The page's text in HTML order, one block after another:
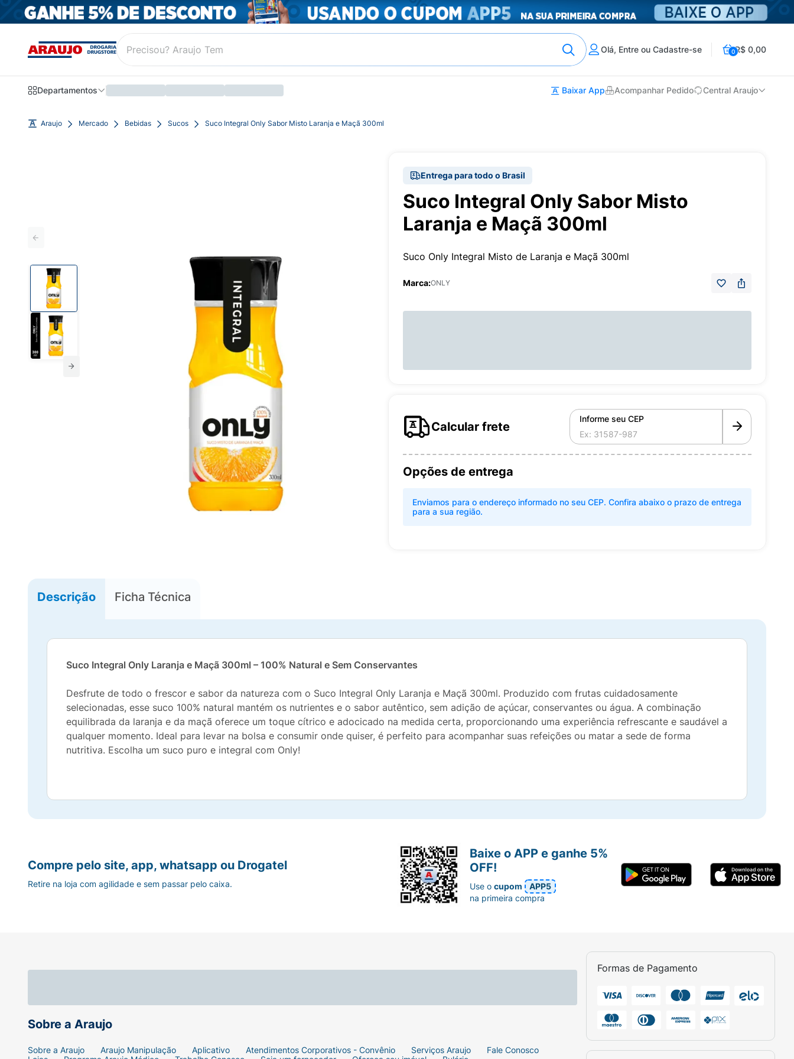
Olá, Entre ou Cadastre-se 0R$ 0,00
Departamentos Baixar App Acompanhar Pedido Central Araujo
Araujo Mercado Bebidas Sucos Suco Integral Only Sabor Misto Laranja e Maçã 300ml
Entrega para todo o Brasil
Suco Integral Only Sabor Misto
Laranja e Maçã 300ml
Suco Only Integral Misto de Laranja e Maçã 300ml
Marca:ONLY
Calcular frete
Informe seu CEP
Opções de entrega
Enviamos para o endereço informado no seu CEP. Confira abaixo o prazo de entrega
para a sua região.
Descrição Ficha Técnica
Suco Integral Only Laranja e Maçã 300ml – 100% Natural e Sem Conservantes
Desfrute de todo o frescor e sabor da natureza com o Suco Integral Only Laranja e Maçã 300ml. Produzido com frutas cuidadosamente
selecionadas, esse suco 100% natural mantém os nutrientes e o sabor autêntico, sem adição de açúcar, conservantes ou água. A combinação
equilibrada da laranja e da maçã oferece um toque cítrico e adocicado na medida certa, proporcionando uma experiência refrescante e saudável a
qualquer momento. Ideal para levar na bolsa e consumir onde quiser, é perfeito para acompanhar suas refeições ou matar a sede de forma
nutritiva. Escolha um suco puro e integral com Only!
Sobre a Araujo
Sobre a Araujo Araujo Manipulação Aplicativo Atendimentos Corporativos - Convênio Serviços Araujo
Fale Conosco
Formas de Pagamento
Compre pelo site, app, whatsapp ou Drogatel
Retire na loja com agilidade e sem passar pelo caixa.
Baixe o APP e ganhe 5%
OFF!
Use ocupom
APP5
na primeira compra